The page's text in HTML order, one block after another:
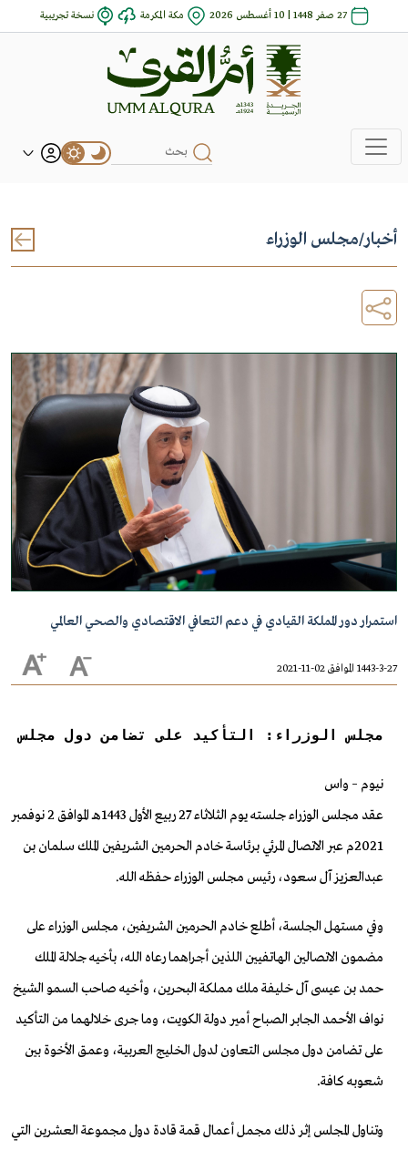
27 صفر 1448 | 10 أغسطس 2026 مكة المكرمة نسخة تجريبية
أخبار/مجلس الوزراء
استمرار دور المملكة القيادي في دعم التعافي الاقتصادي والصحي العالمي
1443-3-27 الموافق 02-11-2021
مجلس الوزراء: التأكيد على تضامن دول مجلس
نيوم – واس
عقد مجلس الوزراء جلسته يوم الثلاثاء 27 ربيع الأول 1443هـ الموافق 2 نوفمبر
2021م عبر الاتصال المرئي برئاسة خادم الحرمين الشريفين الملك سلمان بن
عبدالعزيز آل سعود، رئيس مجلس الوزراء حفظه الله.
وفي مستهل الجلسة، أطلع خادم الحرمين الشريفين، مجلس الوزراء على
مضمون الاتصالين الهاتفيين اللذين أجراهما رعاه الله، بأخيه جلالة الملك
حمد بن عيسى آل خليفة ملك مملكة البحرين، وأخيه صاحب السمو الشيخ
نواف الأحمد الجابر الصباح أمير دولة الكويت، وما جرى خلالهما من التأكيد
على تضامن دول مجلس التعاون لدول الخليج العربية، وعمق الأخوة بين
شعوبه كافة.
وتناول المجلس إثر ذلك مجمل أعمال قمة قادة دول مجموعة العشرين التي